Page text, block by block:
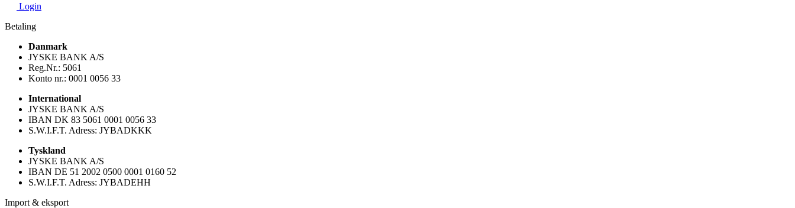
Login
Betaling
Danmark
JYSKE BANK A/S
Reg.Nr.: 5061
Konto nr.: 0001 0056 33
International
JYSKE BANK A/S
IBAN DK 83 5061 0001 0056 33
S.W.I.F.T. Adress: JYBADKKK
Tyskland
JYSKE BANK A/S
IBAN DE 51 2002 0500 0001 0160 52
S.W.I.F.T. Adress: JYBADEHH
Import & eksport